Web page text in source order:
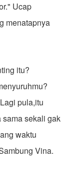
Ucap
menatapnya
itu?
pula,itu
sekali gak
waktu
Vina.